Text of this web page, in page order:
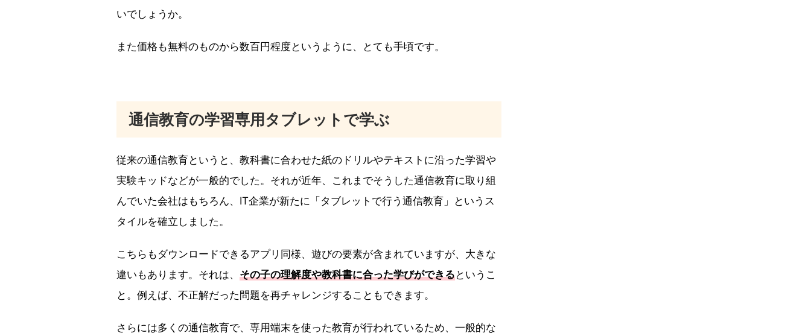
いでしょうか。
また価格も無料のものから数百円程度というように、とても手頃です。
通信教育の学習専用タブレットで学ぶ
従来の通信教育というと、教科書に合わせた紙のドリルやテキストに沿った学習や
実験キッドなどが一般的でした。それが近年、これまでそうした通信教育に取り組
んでいた会社はもちろん、IT企業が新たに「タブレットで行う通信教育」というス
タイルを確立しました。
こちらもダウンロードできるアプリ同様、遊びの要素が含まれていますが、大きな
違いもあります。それは、 その子の理解度や教科書に合った学びができるというこ
と。例えば、不正解だった問題を再チャレンジすることもできます。
さらには多くの通信教育で、専用端末を使った教育が行われているため、一般的な